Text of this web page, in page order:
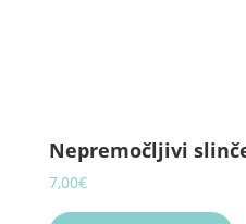
Nepremočljivi
7,00€